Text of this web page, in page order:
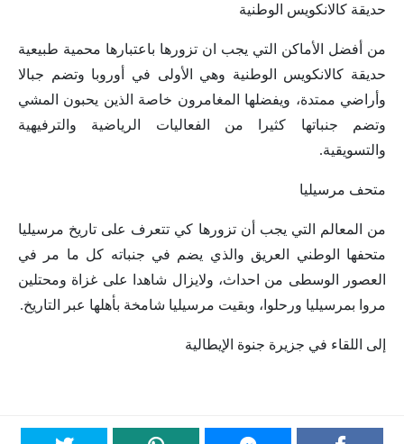
حديقة كالانكويس الوطنية
من أفضل الأماكن التي يجب ان تزورها باعتبارها محمية طبيعية
حديقة كالانكويس الوطنية وهي الأولى في أوروبا وتضم جبالا
وأراضي ممتدة، ويفضلها المغامرون خاصة الذين يحبون المشي
وتضم جنباتها كثيرا من الفعاليات الرياضية والترفيهية
والتسويقية.
متحف مرسيليا
من المعالم التي يجب أن تزورها كي تتعرف على تاريخ مرسيليا
متحفها الوطني العريق والذي يضم في جنباته كل ما مر في
العصور الوسطى من احداث، ولايزال شاهدا على غزاة ومحتلين
مروا بمرسيليا ورحلوا، وبقيت مرسيليا شامخة بأهلها عبر التاريخ.
إلى اللقاء في جزيرة جنوة الإيطالية